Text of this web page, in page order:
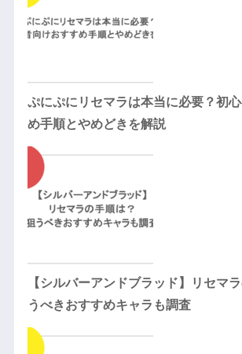
ぷにぷにリセマラは本当に必要？初
め手順とやめどきを解説
【シルバーアンドブラッド】リセマ
うべきおすすめキャラも調査